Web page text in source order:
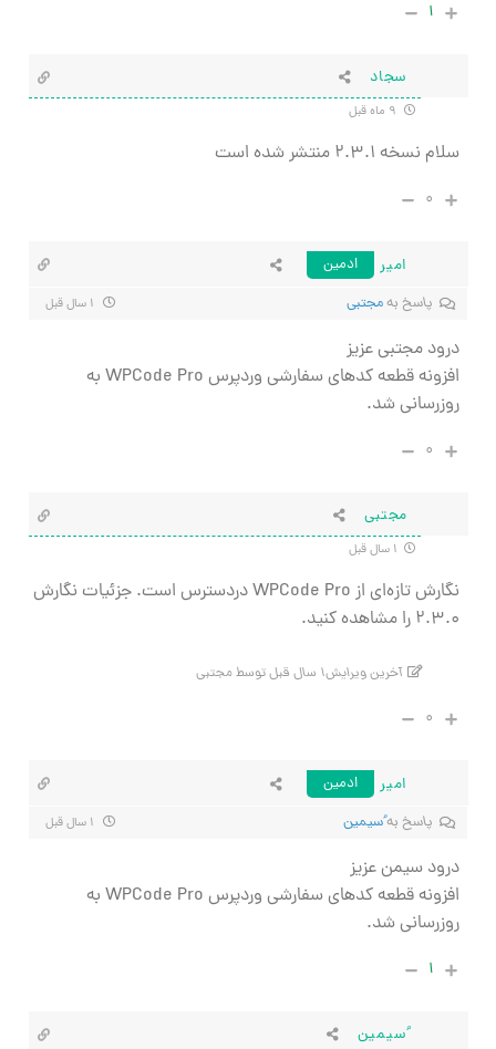
۱
سجاد
سلام نسخه ۲.۳.۱ منتشر شده است
۰
امیر
ادمین
پاسخ بهمجتبی
درود مجتبی عزیز
افزونه قطعه کدهای سفارشی وردپرس WPCode Pro به
روزرسانی شد.
۰
مجتبی
نگارش تازه‌ای از WPCode Pro دردسترس است. جزئیات نگارش
2.3.0 را مشاهده کنید.
آخرین ویرایش۱ سال قبل توسط مجتبی
۰
امیر
ادمین
پاسخ بهُسیمین
درود سیمن عزیز
افزونه قطعه کدهای سفارشی وردپرس WPCode Pro به
روزرسانی شد.
۱
ُسیمین